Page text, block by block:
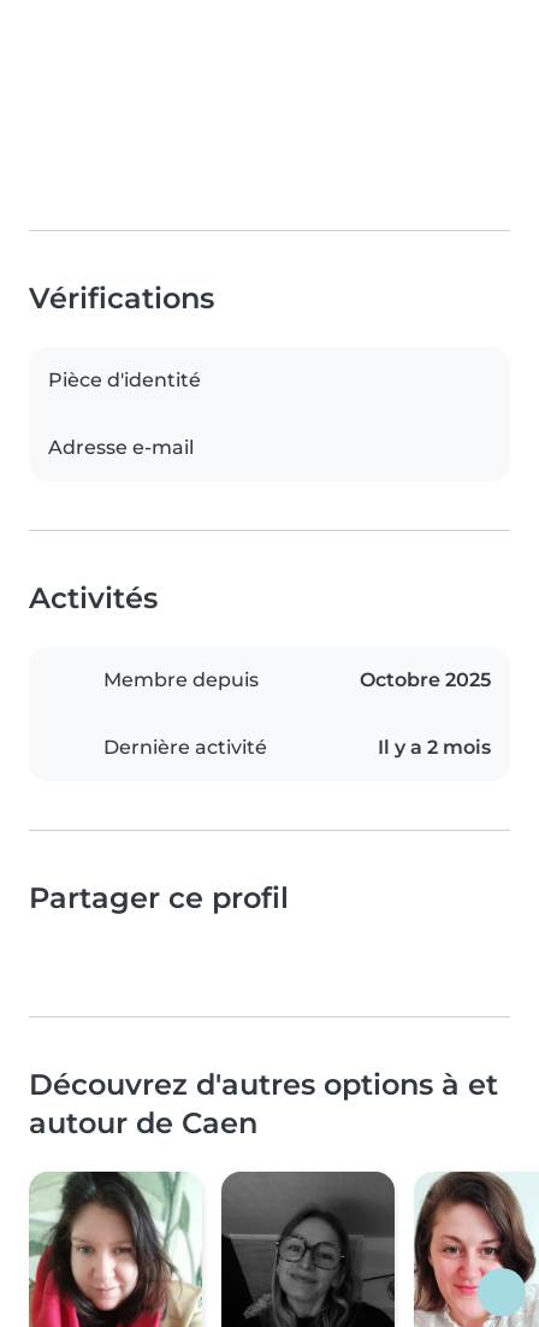
Vérifications
Pièce d'identité
Adresse e-mail
Activités
Membre depuis Octobre 2025
Dernière activité Il y a 2 mois
Partager ce profil
Découvrez d'autres options à et
autour de Caen